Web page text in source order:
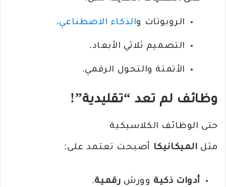
الروبوتات والذكاء الاصطناعي.
التصميم ثلاثي الأبعاد.
الأتمتة والتحول الرقمي.
وظائف لم تعد “تقليدية”!
حتى الوظائف الكلاسيكية
مثل الميكانيكا أصبحت تعتمد على:
أدوات ذكية وورش رقمية.